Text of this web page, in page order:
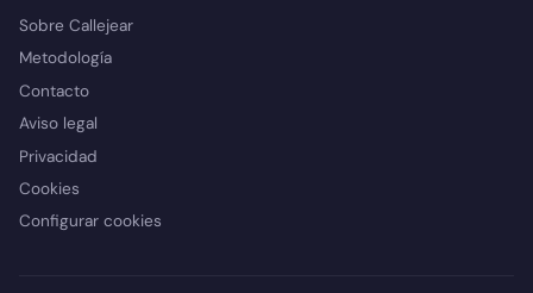
Sobre Callejear
Metodología
Contacto
Aviso legal
Privacidad
Cookies
Configurar cookies